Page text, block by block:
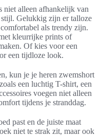
niet alleen afhankelijk van
Gelukkig zijn er talloze
als trendy zijn.
kleurrijke prints of
Of kies voor een
een tijdloze look.
kun je je heren zwemshort
een luchtig T-shirt, een
voegen niet alleen
tijdens je stranddag.
past en de juiste maat
niet te strak zit, maar ook